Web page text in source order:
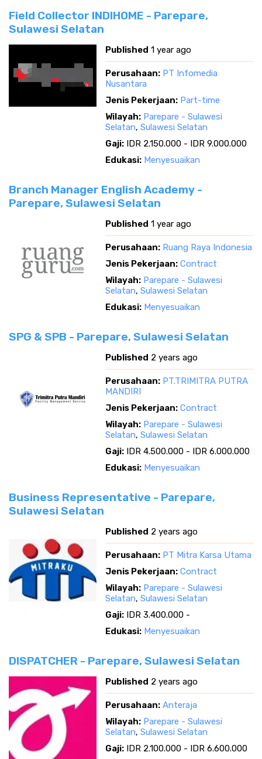
Field Collector INDIHOME - Parepare,
Sulawesi Selatan
Published 1 year ago
Perusahaan: PT Infomedia
Nusantara
Jenis Pekerjaan: Part-time
Wilayah: Parepare - Sulawesi
Selatan, Sulawesi Selatan
Gaji: IDR 2.150.000 - IDR 9.000.000
Edukasi: Menyesuaikan
Branch Manager English Academy -
Parepare, Sulawesi Selatan
Published 1 year ago
Perusahaan: Ruang Raya Indonesia
Jenis Pekerjaan: Contract
Wilayah: Parepare - Sulawesi
Selatan, Sulawesi Selatan
Edukasi: Menyesuaikan
SPG & SPB - Parepare, Sulawesi Selatan
Published 2 years ago
Perusahaan: PT.TRIMITRA PUTRA
MANDIRI
Jenis Pekerjaan: Contract
Wilayah: Parepare - Sulawesi
Selatan, Sulawesi Selatan
Gaji: IDR 4.500.000 - IDR 6.000.000
Edukasi: Menyesuaikan
Business Representative - Parepare,
Sulawesi Selatan
Published 2 years ago
Perusahaan: PT Mitra Karsa Utama
Jenis Pekerjaan: Contract
Wilayah: Parepare - Sulawesi
Selatan, Sulawesi Selatan
Gaji: IDR 3.400.000 -
Edukasi: Menyesuaikan
DISPATCHER - Parepare, Sulawesi Selatan
Published 2 years ago
Perusahaan: Anteraja
Wilayah: Parepare - Sulawesi
Selatan, Sulawesi Selatan
Gaji: IDR 2.100.000 - IDR 6.600.000